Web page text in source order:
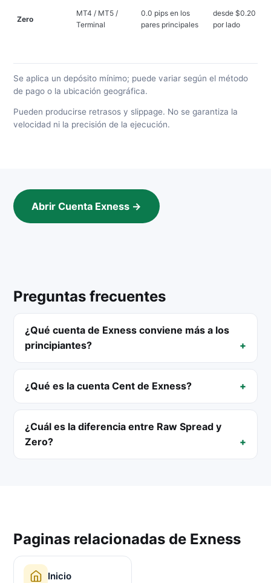
Zero
MT4 / MT5 /
Terminal
0.0 pips en los
pares principales
desde $0.20
por lado
Se aplica un depósito mínimo; puede variar según el método
de pago o la ubicación geográfica.
Pueden producirse retrasos y slippage. No se garantiza la
velocidad ni la precisión de la ejecución.
Abrir Cuenta Exness →
Preguntas frecuentes
¿Qué cuenta de Exness conviene más a los
principiantes?
¿Qué es la cuenta Cent de Exness?
¿Cuál es la diferencia entre Raw Spread y
Zero?
Paginas relacionadas de Exness
Inicio